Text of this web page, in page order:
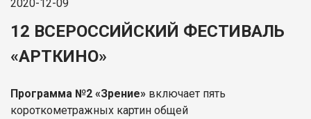
2020-12-09
12 ВСЕРОССИЙСКИЙ ФЕСТИВАЛЬ
«АРТКИНО»
Программа №2 «Зрение» включает пять
короткометражных картин общей